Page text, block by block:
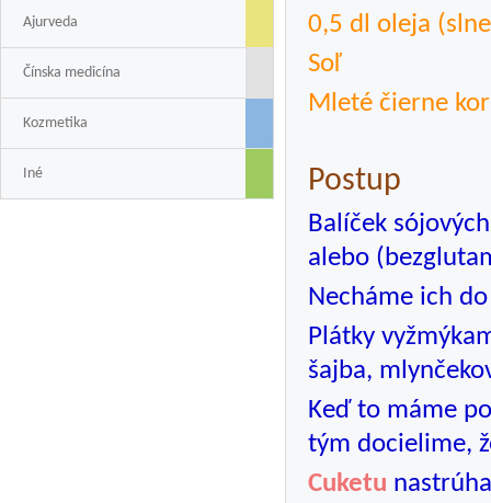
Ajurveda
Čínska medicína
Kozmetika
Iné
0,5 dl oleja
Soľ
Mleté čierne
Postup
Balíček
alebo
Necháme ich
Plátky
šajba,
Keď to máme
tým docielime,
Cuketu